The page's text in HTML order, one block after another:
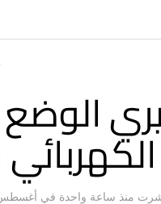
الوضع
منذ ساعة واحدة في أغسطس 6,